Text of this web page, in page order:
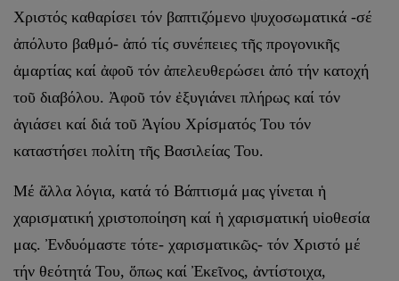
Χριστός καθαρίσει τόν βαπτιζόμενο ψυχοσωματικά -σέ
ἀπόλυτο βαθμό- ἀπό τίς συνέπειες τῆς προγονικῆς
ἁμαρτίας καί ἀφοῦ τόν ἀπελευθερώσει ἀπό τήν κατοχή
τοῦ διαβόλου. Ἀφοῦ τόν ἐξυγιάνει πλήρως καί τόν
ἁγιάσει καί διά τοῦ Ἁγίου Χρίσματός Του τόν
καταστήσει πολίτη τῆς Βασιλείας Του.
Μέ ἄλλα λόγια, κατά τό Βάπτισμά μας γίνεται ἡ
χαρισματική χριστοποίηση καί ἡ χαρισματική υἱοθεσία
μας. Ἐνδυόμαστε τότε- χαρισματικῶς- τόν Χριστό μέ
τήν θεότητά Του, ὅπως καί Ἐκεῖνος, ἀντίστοιχα,